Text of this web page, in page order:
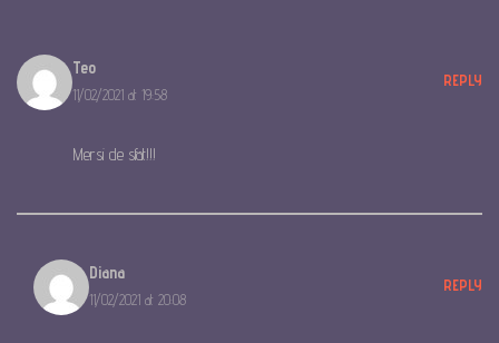
Teo
11/02/2021 at 19:58
REPLY
Mersi de sfat!!!
Diana
11/02/2021 at 20:08
REPLY